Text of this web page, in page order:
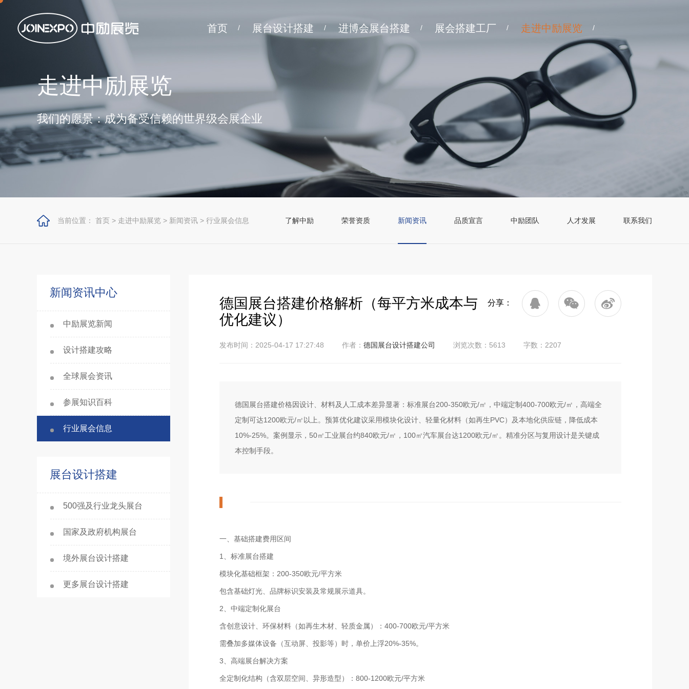
首页 / 展台设计搭建 / 进博会展台搭建 / 展会搭建工厂 / 走进中励展览 /
走进中励展览
我们的愿景：成为备受信赖的世界级会展企业
当前位置： 首页 > 走进中励展览 > 新闻资讯 > 行业展会信息 了解中励 荣誉资质 新闻资讯 品质宣言 中励团队 人才发展 联系我们
新闻资讯中心
中励展览新闻
设计搭建攻略
全球展会资讯
参展知识百科
行业展会信息
展台设计搭建
500强及行业龙头展台
国家及政府机构展台
境外展台设计搭建
更多展台设计搭建
德国展台搭建价格解析（每平方米成本与
优化建议）
分享：
发布时间：2025-04-17 17:27:48 作者： 德国展台设计搭建公司 浏览次数：5613 字数：2207
德国展台搭建价格因设计、材料及人工成本差异显著：标准展台200-350欧元/㎡，中端定制400-700欧元/㎡，高端全
定制可达1200欧元/㎡以上。预算优化建议采用模块化设计、轻量化材料（如再生PVC）及本地化供应链，降低成本
10%-25%。案例显示，50㎡工业展台约840欧元/㎡，100㎡汽车展台达1200欧元/㎡。精准分区与复用设计是关键成
本控制手段。
一、基础搭建费用区间
‌1、标准展台搭建‌
模块化基础框架：200-350欧元/平方米
包含基础灯光、品牌标识安装及常规展示道具‌。
‌2、中端定制化展台‌
含创意设计、环保材料（如再生木材、轻质金属）：400-700欧元/平方米
需叠加多媒体设备（互动屏、投影等）时，单价上浮20%-35%‌。
‌3、高端展台解决方案‌
全定制化结构（含双层空间、异形造型）：800-1200欧元/平方米